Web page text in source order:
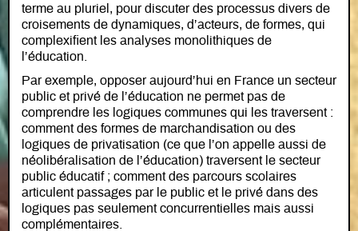
terme au pluriel, pour discuter des processus divers de
croisements de dynamiques, d’acteurs, de formes, qui
complexifient les analyses monolithiques de
l’éducation.
Par exemple, opposer aujourd’hui en France un secteur
public et privé de l’éducation ne permet pas de
comprendre les logiques communes qui les traversent :
comment des formes de marchandisation ou des
logiques de privatisation (ce que l’on appelle aussi de
néolibéralisation de l’éducation) traversent le secteur
public éducatif ; comment des parcours scolaires
articulent passages par le public et le privé dans des
logiques pas seulement concurrentielles mais aussi
complémentaires.